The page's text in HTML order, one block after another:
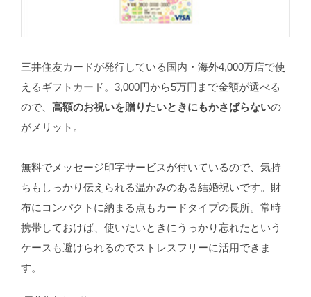
三井住友カードが発行している国内・海外4,000万店で使
えるギフトカード。3,000円から5万円まで金額が選べる
ので、 高額のお祝いを贈りたいときにもかさばらないの
がメリット。
無料でメッセージ印字サービスが付いているので、気持
ちもしっかり伝えられる温かみのある結婚祝いです。財
布にコンパクトに納まる点もカードタイプの長所。常時
携帯しておけば、使いたいときにうっかり忘れたという
ケースも避けられるのでストレスフリーに活用できま
す。